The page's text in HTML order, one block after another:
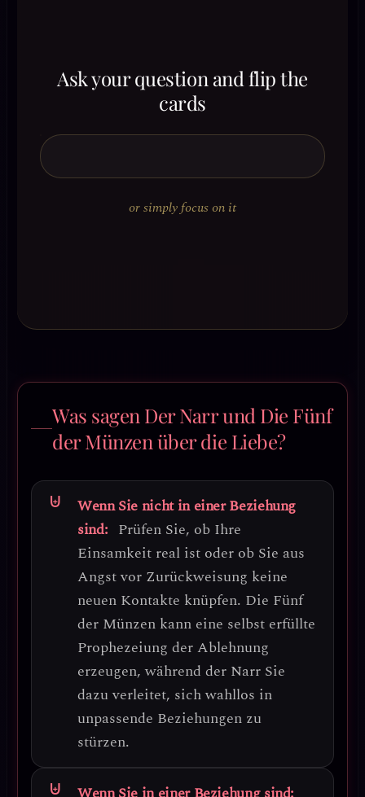
Ask your question and flip the
cards
or simply focus on it
Was sagen Der Narr und Die Fünf
der Münzen über die Liebe?
Wenn Sie nicht in einer Beziehung
sind: Prüfen Sie, ob Ihre
Einsamkeit real ist oder ob Sie aus
Angst vor Zurückweisung keine
neuen Kontakte knüpfen. Die Fünf
der Münzen kann eine selbst erfüllte
Prophezeiung der Ablehnung
erzeugen, während der Narr Sie
dazu verleitet, sich wahllos in
unpassende Beziehungen zu
stürzen.